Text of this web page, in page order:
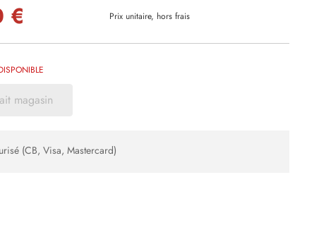
€ Prix unitaire, hors frais
magasin
(CB, Visa, Mastercard)